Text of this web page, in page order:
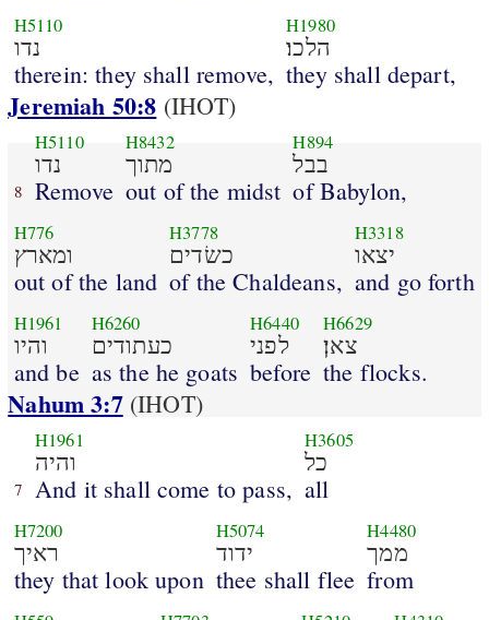
H5110
נדו
therein: they shall remove,
H1980
הלכו׃
they shall depart,
Jeremiah 50:8 (IHOT)
8
H5110
נדו
Remove
H8432
מתוך
out of the midst
H894
בבל
of Babylon,
H776
ומארץ
out of the land
H3778
כשׂדים
of the Chaldeans,
H3318
יצאו
and go forth
H1961
והיו
and be
H6260
כעתודים
as the he goats
H6440
לפני
before
H6629
צאן׃
the flocks.
Nahum 3:7(IHOT)
7
H1961
והיה
And it shall come to pass,
H3605
כל
all
H7200
ראיך
they that look upon
H5074
ידוד
thee shall flee
H4480
ממך
from